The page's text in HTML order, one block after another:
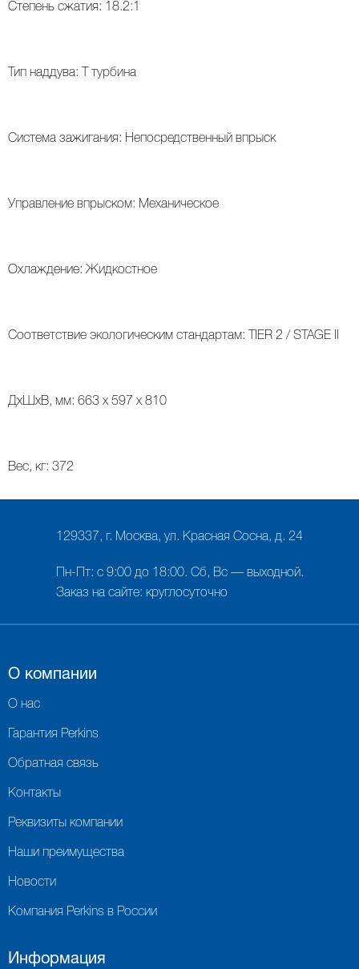
Степень сжатия: 18.2:1
Тип наддува: T турбина
Система зажигания: Непосредственный впрыск
Управление впрыском: Механическое
Охлаждение: Жидкостное
Соответствие экологическим стандартам: TIER 2 / STAGE II
ДxШxВ, мм: 663 x 597 x 810
Вес, кг: 372
129337, г. Москва, ул. Красная Сосна, д. 24
Пн-Пт: с 9:00 до 18:00. Сб, Вс — выходной.
Заказ на сайте: круглосуточно
О компании
О нас
Гарантия Perkins
Обратная связь
Контакты
Реквизиты компании
Наши преимущества
Новости
Компания Perkins в России
Информация